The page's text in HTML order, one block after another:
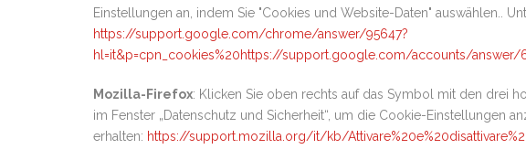
Einstellungen an, indem Sie "Cookies und Website-Daten" auswählen..
https://support.google.com/chrome/answer/95647?
hl=it&p=cpn_cookies%20https://support.google.com/accounts/answer/
Mozilla-Firefox: Klicken Sie oben rechts auf das Symbol mit den drei
im Fenster „Datenschutz und Sicherheit“, um die Cookie-Einstellungen
erhalten: https://support.mozilla.org/it/kb/